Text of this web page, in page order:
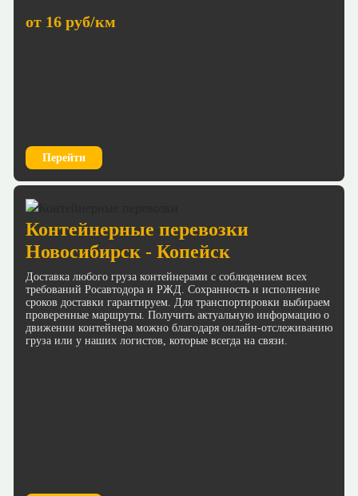
от 16 руб/км
Перейти
Контейнерные перевозки
Новосибирск - Копейск
Доставка любого груза контейнерами с соблюдением всех
требований Росавтодора и РЖД. Сохранность и исполнение
сроков доставки гарантируем. Для транспортировки выбираем
проверенные маршруты. Получить актуальную информацию о
движении контейнера можно благодаря онлайн-отслеживанию
груза или у наших логистов, которые всегда на связи.